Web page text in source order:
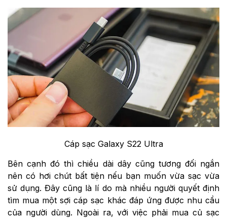
Cáp sạc Galaxy S22 Ultra
Bên cạnh đó thì chiều dài dây cũng tương đối ngắn
nên có hơi chút bất tiện nếu bạn muốn vừa sạc vừa
sử dụng. Đây cũng là lí do mà nhiều người quyết định
tìm mua một sợi cáp sạc khác đáp ứng được nhu cầu
của người dùng. Ngoài ra, với việc phải mua củ sạc